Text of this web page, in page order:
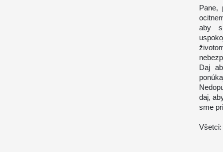
Pane,
aby
Daj
daj,
sme